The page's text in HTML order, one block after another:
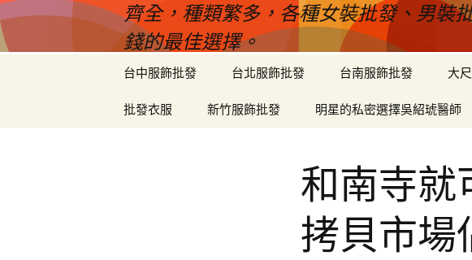
齊全，種類繁多，各種女裝批發、男裝
錢的最佳選擇。
台中服飾批發 台北服飾批發 台南服飾批發 大
批發衣服 新竹服飾批發 明星的私密選擇吳紹琥醫師
和南寺就
拷貝市場